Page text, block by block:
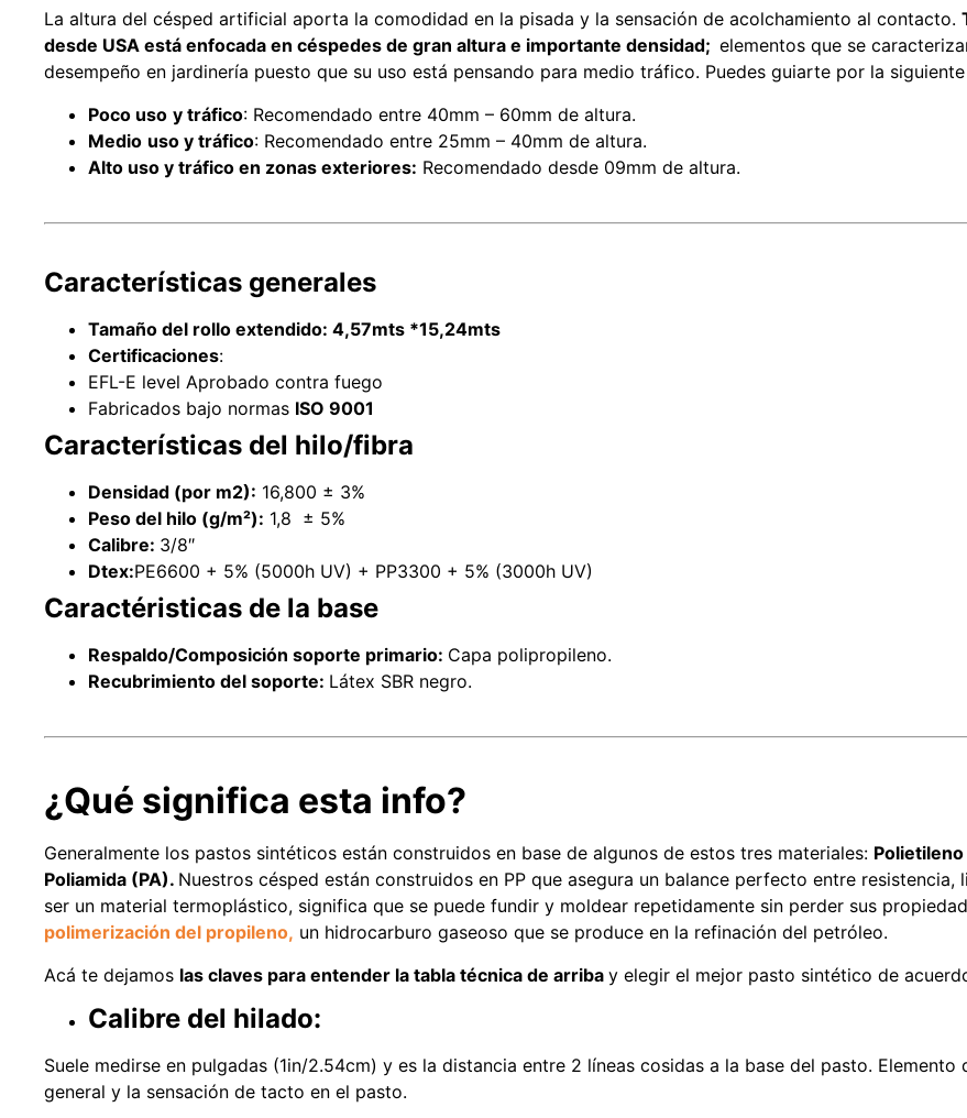
La altura del césped artificial aporta la comodidad en la pisada y la sensación de acolchamiento al contacto.
desde USA está enfocada en céspedes de gran altura e importante densidad; elementos que se
desempeño en jardinería puesto que su uso está pensando para medio tráfico. Puedes guiarte por la
Poco uso y tráfico: Recomendado entre 40mm – 60mm de altura.
Medio uso y tráfico: Recomendado entre 25mm – 40mm de altura.
Alto uso y tráfico en zonas exteriores: Recomendado desde 09mm de altura.
Características generales
Tamaño del rollo extendido: 4,57mts *15,24mts
Certificaciones:
EFL-E level Aprobado contra fuego
Fabricados bajo normas ISO 9001
Características del hilo/fibra
Densidad (por m2): 16,800 ± 3%
Peso del hilo (g/m²): 1,8 ± 5%
Calibre: 3/8″
Dtex:PE6600 + 5% (5000h UV) + PP3300 + 5% (3000h UV)
Caractéristicas de la base
Respaldo/Composición soporte primario: Capa polipropileno.
Recubrimiento del soporte: Látex SBR negro.
¿Qué significa esta info?
Generalmente los pastos sintéticos están construidos en base de algunos de estos tres materiales: Polietileno
Poliamida (PA). Nuestros césped están construidos en PP que asegura un balance perfecto entre resistencia,
ser un material termoplástico, significa que se puede fundir y moldear repetidamente sin perder sus
polimerización del propileno, un hidrocarburo gaseoso que se produce en la refinación del petróleo.
Acá te dejamos las claves para entender la tabla técnica de arriba y elegir el mejor pasto sintético de
Calibre del hilado:
Suele medirse en pulgadas (1in/2.54cm) y es la distancia entre 2 líneas cosidas a la base del pasto. Elemento
general y la sensación de tacto en el pasto.